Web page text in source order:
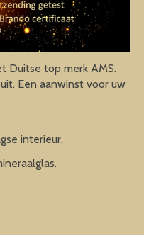
Duitse top merk AMS.
Een aanwinst voor uw
interieur.